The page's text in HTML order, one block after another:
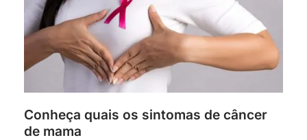
Conheça quais os sintomas de câncer
de mama